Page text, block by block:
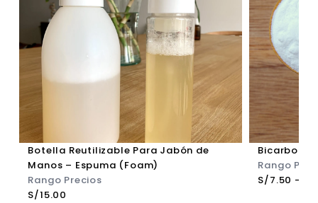
Reutilizable Para Jabón de
– Espuma (Foam)
Precios
15.00
Bicarbonato de
Rango Precios
- S/27.00